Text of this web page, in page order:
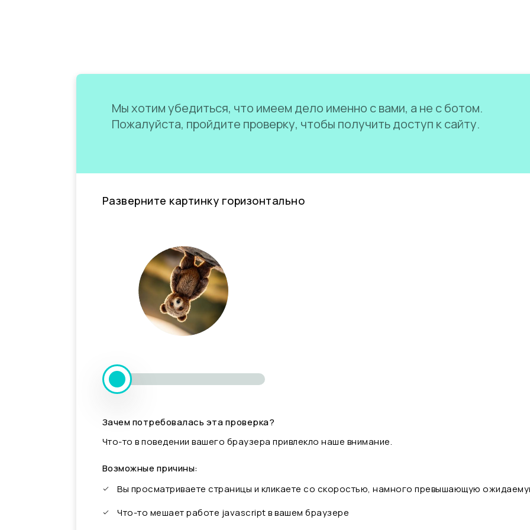
Мы хотим убедиться, что имеем дело именно с вами, а не с ботом.
Пожалуйста, пройдите проверку, чтобы получить доступ к сайту.
Разверните картинку горизонтально
Зачем потребовалась эта проверка?
Что-то в поведении вашего браузера привлекло наше внимание.
Возможные причины:
Вы просматриваете страницы и кликаете со скоростью, намного превышающую
Что-то мешает работе javascript в вашем браузере